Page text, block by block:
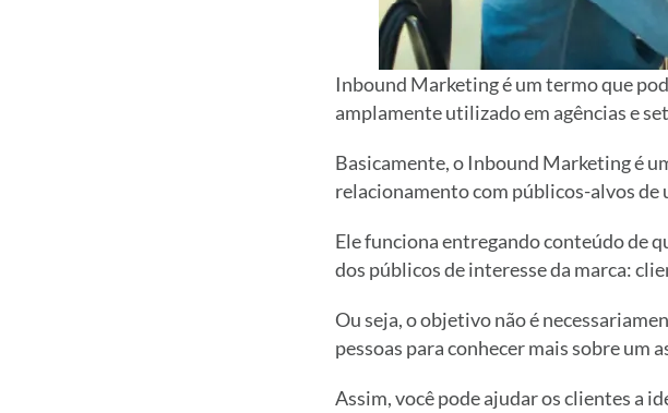
Inbound Marketing é um termo que
amplamente utilizado em agências e
Basicamente, o Inbound Marketing é
relacionamento com públicos-alvos de
Ele funciona entregando conteúdo de
dos públicos de interesse da marca:
Ou seja, o objetivo não é
pessoas para conhecer mais sobre um
Assim, você pode ajudar os clientes a